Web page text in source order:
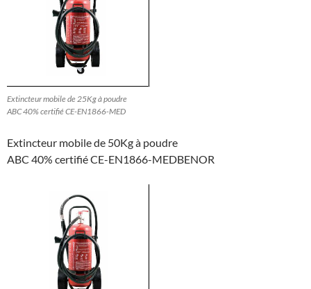
Extincteur mobile de 25Kg à poudre
ABC 40% certifié CE-EN1866-MED
Extincteur mobile de 50Kg à poudre
ABC 40% certifié CE-EN1866-MEDBENOR